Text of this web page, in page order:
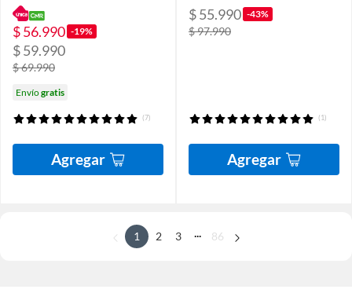
$ 56.990 -19%
$ 59.990
$ 69.990
Envíogratis
(7)
Agregar
$ 55.990 -43%
$ 97.990
(1)
Agregar
1 2 3 ... 86